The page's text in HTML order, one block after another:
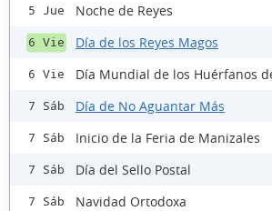
5 Jue Noche de Reyes
6 Vie Día de los Reyes Magos
6 Vie Día Mundial de los Huérfanos
7 Sáb Día de No Aguantar Más
7 Sáb Inicio de la Feria de Manizales
7 Sáb Día del Sello Postal
7 Sáb Navidad Ortodoxa